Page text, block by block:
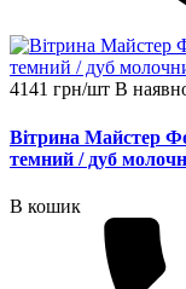
4141 грн/шт В
Вітрина Майстер
темний / дуб
В кошик